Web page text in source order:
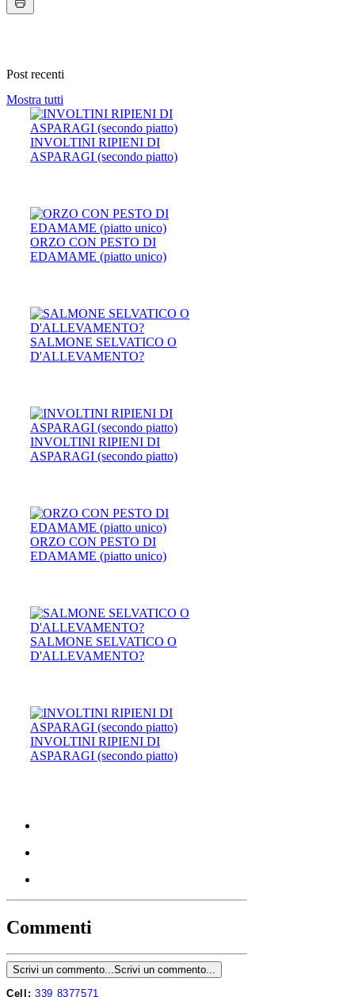
Post recenti
Mostra tutti
INVOLTINI RIPIENI DI
ASPARAGI (secondo piatto)
ORZO CON PESTO DI
EDAMAME (piatto unico)
SALMONE SELVATICO O
D'ALLEVAMENTO?
INVOLTINI RIPIENI DI
ASPARAGI (secondo piatto)
ORZO CON PESTO DI
EDAMAME (piatto unico)
SALMONE SELVATICO O
D'ALLEVAMENTO?
INVOLTINI RIPIENI DI
ASPARAGI (secondo piatto)
Commenti
Scrivi un commento...Scrivi un commento...
Cell: 339 8377571